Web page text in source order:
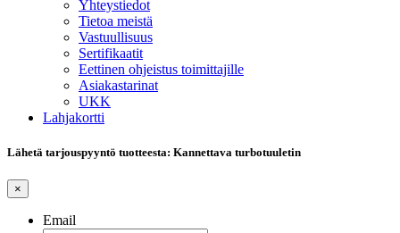
Yhteystiedot
Tietoa meistä
Vastuullisuus
Sertifikaatit
Eettinen ohjeistus toimittajille
Asiakastarinat
UKK
Lahjakortti
Lähetä tarjouspyyntö tuotteesta: Kannettava turbotuuletin
×
Email